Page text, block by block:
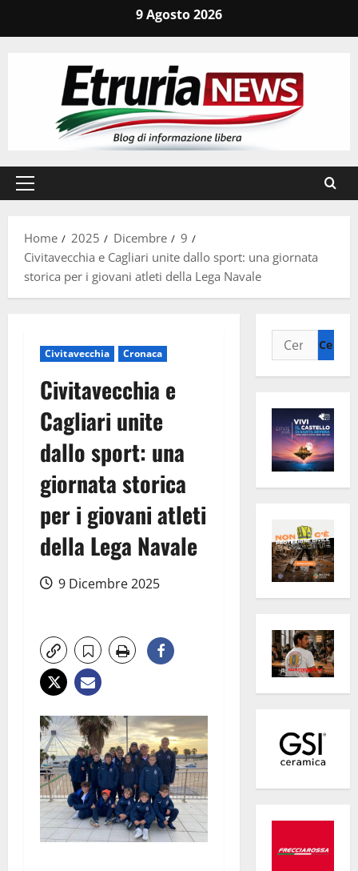
9 Agosto 2026
Menu
Home
2025 Dicembre
9
Civitavecchia e Cagliari unite dallo sport: una giornata
storica per i giovani atleti della Lega Navale
Civitavecchia Cronaca
Civitavecchia e
Cagliari unite
dallo sport: una
giornata storica
per i giovani atleti
della Lega Navale
9 Dicembre 2025
Ricerca
per: